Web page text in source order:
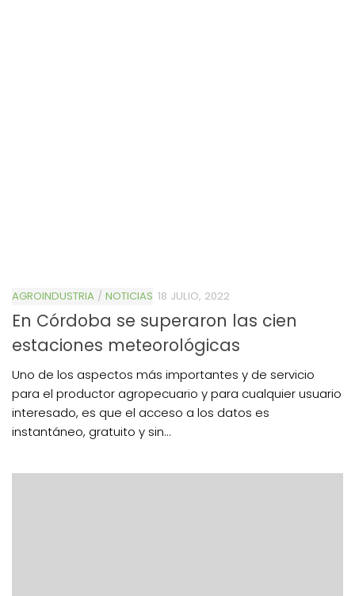
AGROINDUSTRIA / NOTICIAS 18 JULIO, 2022
En Córdoba se superaron las cien
estaciones meteorológicas
Uno de los aspectos más importantes y de servicio
para el productor agropecuario y para cualquier usuario
interesado, es que el acceso a los datos es
instantáneo, gratuito y sin...